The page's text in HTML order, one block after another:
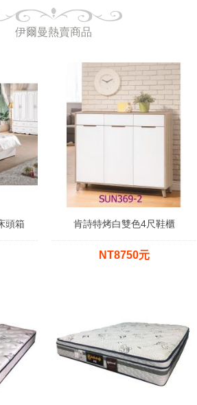
伊爾曼熱賣商品
頭箱 肯詩特烤白雙色4尺鞋櫃
NT8750元